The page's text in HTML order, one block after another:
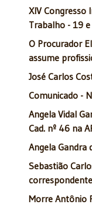
XIV Congresso
Trabalho - 19
O Procurador
assume
José Carlos
Comunicado -
Angela Vidal
Cad. nº 46 na
Angela
Sebastião
correspondente
Morre Antônio